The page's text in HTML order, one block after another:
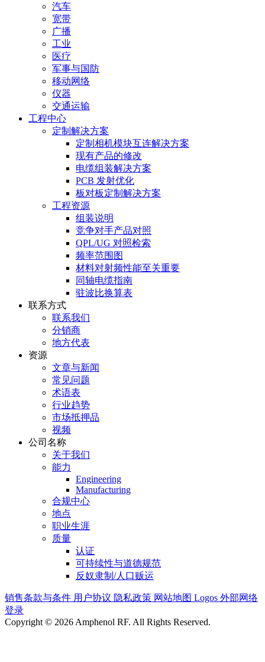
汽车
宽带
广播
工业
医疗
军事与国防
移动网络
仪器
交通运输
工程中心
定制解决方案
定制相机模块互连解决方案
现有产品的修改
电缆组装解决方案
PCB 发射优化
板对板定制解决方案
工程资源
组装说明
竞争对手产品对照
QPL/UG 对照检索
频率范围图
材料对射频性能至关重要
同轴电缆指南
驻波比换算表
联系方式
联系我们
分销商
地方代表
资源
文章与新闻
常见问题
术语表
行业趋势
市场抵押品
视频
公司名称
关于我们
能力
Engineering
Manufacturing
合规中心
地点
职业生涯
质量
认证
可持续性与道德规范
反奴隶制/人口贩运
销售条款与条件 用户协议 隐私政策 网站地图 Logos 外部网络
登录
Copyright © 2026 Amphenol RF. All Rights Reserved.